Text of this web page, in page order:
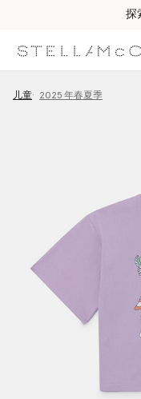
探
儿童 2025 年春夏季